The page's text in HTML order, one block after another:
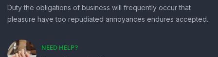
Duty the obligations of business will frequently occur that
pleasure have too repudiated annoyances endures accepted.
NEED HELP?